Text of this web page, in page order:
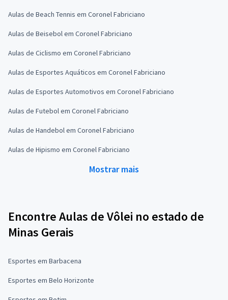
Aulas de Beach Tennis em Coronel Fabriciano
Aulas de Beisebol em Coronel Fabriciano
Aulas de Ciclismo em Coronel Fabriciano
Aulas de Esportes Aquáticos em Coronel Fabriciano
Aulas de Esportes Automotivos em Coronel Fabriciano
Aulas de Futebol em Coronel Fabriciano
Aulas de Handebol em Coronel Fabriciano
Aulas de Hipismo em Coronel Fabriciano
Mostrar mais
Encontre Aulas de Vôlei no estado de
Minas Gerais
Esportes em Barbacena
Esportes em Belo Horizonte